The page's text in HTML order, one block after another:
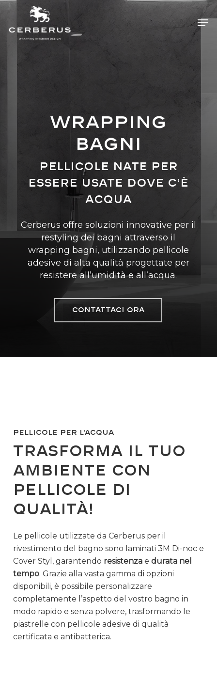
main
Wrapping
Bagni
Pellicole Nate per
Essere Usate Dove C’è
Acqua
Cerberus offre soluzioni innovative per il
restyling dei bagni attraverso il
wrapping bagni, utilizzando pellicole
adesive di alta qualità progettate per
resistere all’umidità e all’acqua.
CONTATTACI ORA
Pellicole per l’acqua
Trasforma il Tuo
Ambiente con
Pellicole di
Qualità!
Le pellicole utilizzate da Cerberus per il
rivestimento del bagno sono laminati 3M Di-noc e
Cover Styl, garantendo resistenzae durata nel
tempo. Grazie alla vasta gamma di opzioni
disponibili, è possibile personalizzare
completamente l’aspetto del vostro bagno in
modo rapido e senza polvere, trasformando le
piastrelle con pellicole adesive di qualità
certificata e antibatterica.
Menu